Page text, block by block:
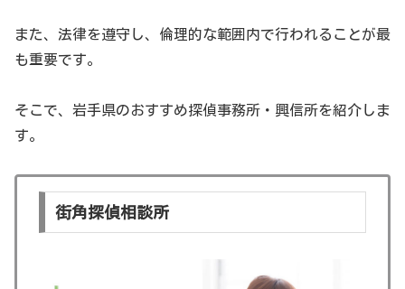
また、法律を遵守し、倫理的な範囲内で行われることが最
も重要です。
そこで、岩手県のおすすめ探偵事務所・興信所を紹介しま
す。
街角探偵相談所